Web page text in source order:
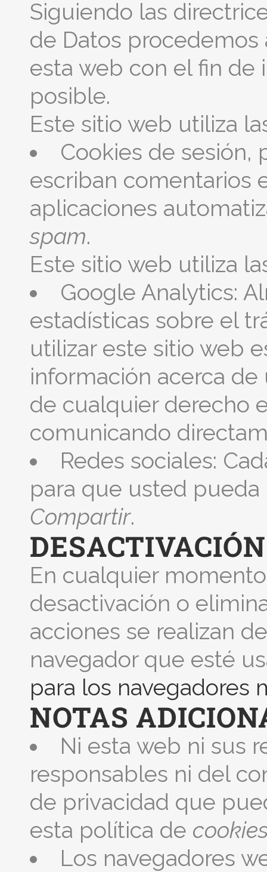
Siguiendo las
de Datos
esta web con el fin de
posible.
Este sitio web utiliza
Cookies de sesión,
escriban comentarios
aplicaciones
spam.
Este sitio web utiliza
Google Analytics:
estadísticas sobre el
utilizar este sitio web
información acerca
de cualquier derecho
comunicando
Redes sociales:
para que usted
Compartir.
En cualquier
desactivación o
acciones se realizan
navegador que esté
para los navegadores
NOTAS
Ni esta web ni sus
responsables ni del
de privacidad que
esta política de
Los navegadores